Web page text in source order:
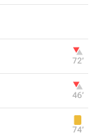
72‎’‎
46‎’‎
74‎’‎